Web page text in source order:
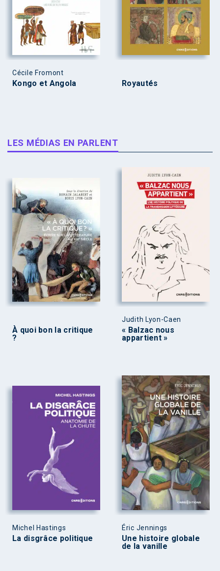
Cécile Fromont
Kongo et Angola Royautés
LES MÉDIAS EN PARLENT
À quoi bon la critique
?
Judith Lyon-Caen
« Balzac nous
appartient »
Michel Hastings
La disgrâce politique
Éric Jennings
Une histoire globale
de la vanille